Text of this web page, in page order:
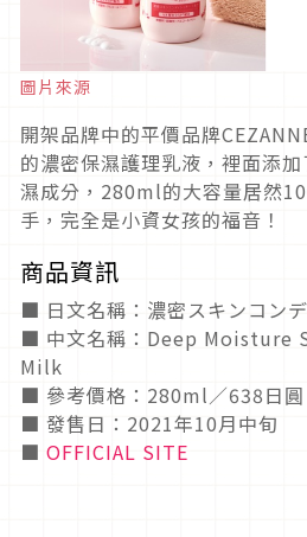
圖片來源
開架品牌中的平價品牌
的濃密保濕護理乳液，裡面添
濕成分，280ml的大容量居然
手，完全是小資女孩的福音！
商品資訊
■ 日文名稱：濃密スキンコン
■ 中文名稱：Deep Moisture
Milk
■ 參考價格：280ml／638日圓
■ 發售日：2021年10月中旬
■ OFFICIAL SITE